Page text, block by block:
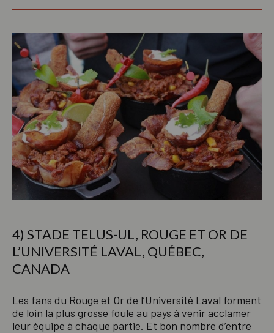
4) STADE TELUS-UL, ROUGE ET OR DE
L’UNIVERSITÉ LAVAL, QUÉBEC,
CANADA
Les fans du Rouge et Or de l’Université Laval forment
de loin la plus grosse foule au pays à venir acclamer
leur équipe à chaque partie. Et bon nombre d’entre